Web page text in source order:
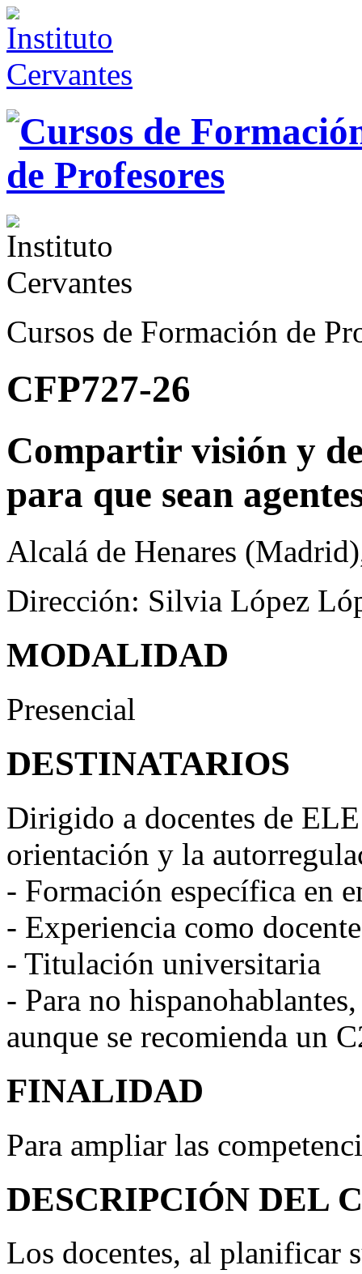
Cursos de Formación de
CFP727-26
Compartir visión y
para que sean
Alcalá de Henares
Dirección: Silvia López
MODALIDAD
Presencial
DESTINATARIOS
Dirigido a docentes de
orientación y la
- Formación específica en
- Experiencia como
- Titulación universitaria
- Para no
aunque se recomienda un
FINALIDAD
Para ampliar las
DESCRIPCIÓN DEL
Los docentes, al planificar